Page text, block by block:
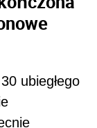
ubiegłego